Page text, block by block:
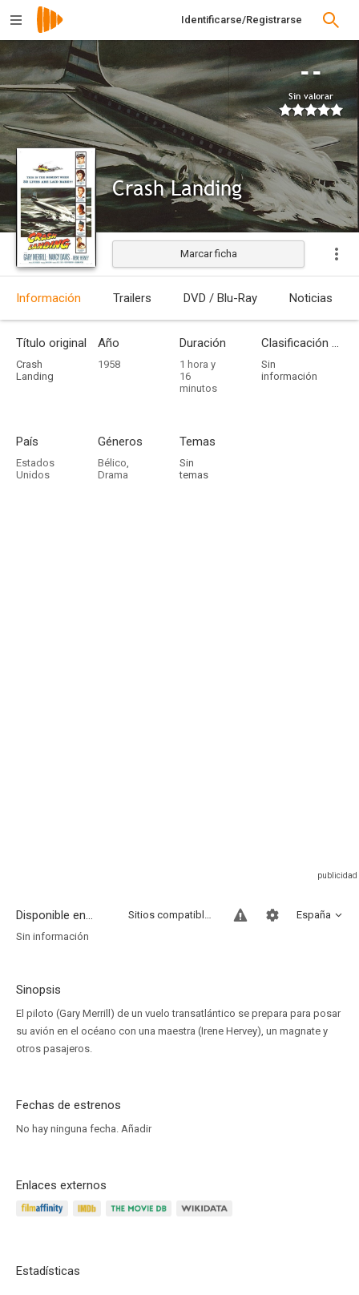
Identificarse/Registrarse
--
Sin valorar
Crash Landing
Estrenada
Marcar ficha
Información Trailers DVD / Blu-Ray Noticias
Título original
Crash
Landing
Año
1958
Duración
1 hora y
16
minutos
Clasificación por edades
Sin
información
País
Estados
Unidos
Géneros
Bélico,
Drama
Temas
Sin
temas
Disponible en... España
Sitios compatibles
Sin información
Sinopsis
El piloto (Gary Merrill) de un vuelo transatlántico se prepara para posar
su avión en el océano con una maestra (Irene Hervey), un magnate y
otros pasajeros.
Fechas de estrenos
No hay ninguna fecha. Añadir
Enlaces externos
Estadísticas